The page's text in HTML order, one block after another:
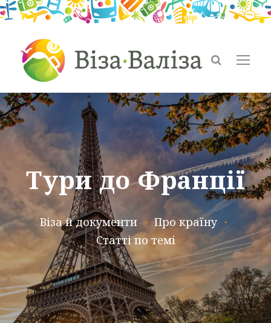
Тури до Франції
Віза й документи ・ Про країну ・
Статті по темі